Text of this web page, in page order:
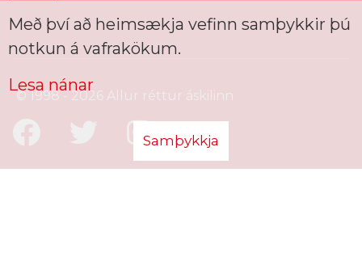
© 1998 - 2026 Allur réttur áskilinn
Með því að heimsækja vefinn samþykkir þú
notkun á vafrakökum.
Lesa nánar
Samþykkja